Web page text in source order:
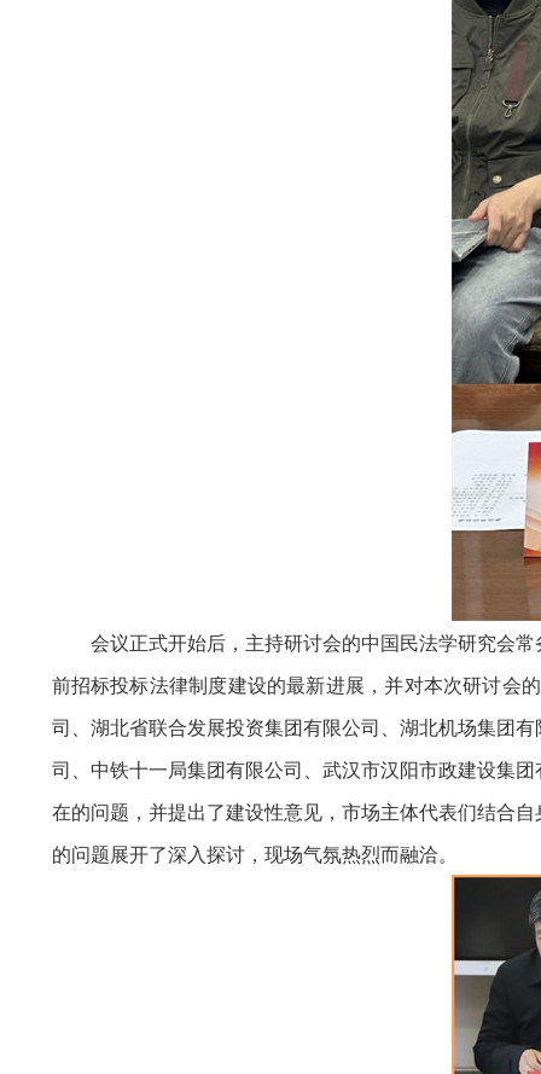
会议正式开始后，主持研讨会的中国民法学研究会
前招标投标法律制度建设的最新进展，并对本次研讨会
司、湖北省联合发展投资集团有限公司、湖北机场集团
司、中铁十一局集团有限公司、武汉市汉阳市政建设集
在的问题，并提出了建设性意见，市场主体代表们结合
的问题展开了深入探讨，现场气氛热烈而融洽。